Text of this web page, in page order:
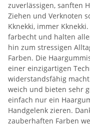
zuverlässigen, sanften
Ziehen und Verknoten
Kknekki, immer
farbecht und halten
hin zum stressigen
Farben. Die
einer einzigartigen
widerstandsfähig
weich und bieten sehr
einfach nur ein
Handgelenk zieren.
zauberhaften Farben